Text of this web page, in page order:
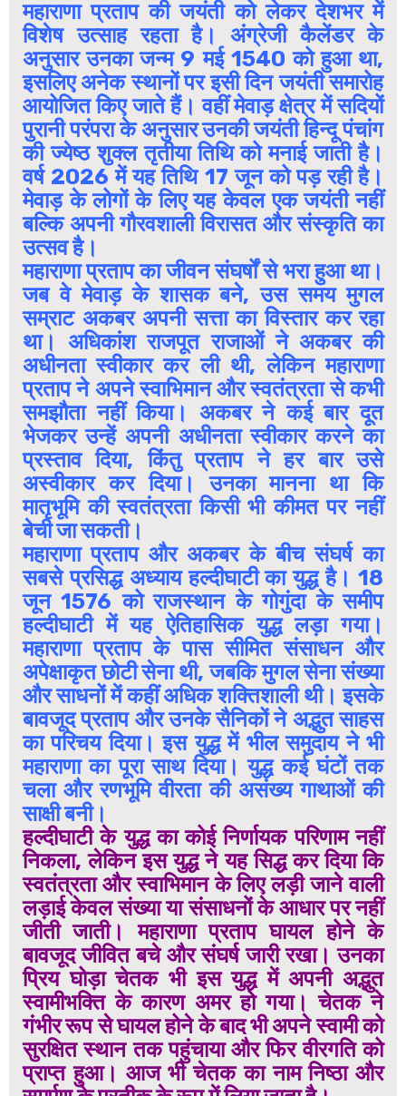
महाराणा प्रताप की जयंती को लेकर देशभर में
विशेष उत्साह रहता है। अंग्रेजी कैलेंडर के
अनुसार उनका जन्म 9 मई 1540 को हुआ था,
इसलिए अनेक स्थानों पर इसी दिन जयंती समारोह
आयोजित किए जाते हैं। वहीं मेवाड़ क्षेत्र में सदियों
पुरानी परंपरा के अनुसार उनकी जयंती हिन्दू पंचांग
की ज्येष्ठ शुक्ल तृतीया तिथि को मनाई जाती है।
वर्ष 2026 में यह तिथि 17 जून को पड़ रही है।
मेवाड़ के लोगों के लिए यह केवल एक जयंती नहीं
बल्कि अपनी गौरवशाली विरासत और संस्कृति का
उत्सव है।
महाराणा प्रताप का जीवन संघर्षों से भरा हुआ था।
जब वे मेवाड़ के शासक बने, उस समय मुगल
सम्राट अकबर अपनी सत्ता का विस्तार कर रहा
था। अधिकांश राजपूत राजाओं ने अकबर की
अधीनता स्वीकार कर ली थी, लेकिन महाराणा
प्रताप ने अपने स्वाभिमान और स्वतंत्रता से कभी
समझौता नहीं किया। अकबर ने कई बार दूत
भेजकर उन्हें अपनी अधीनता स्वीकार करने का
प्रस्ताव दिया, किंतु प्रताप ने हर बार उसे
अस्वीकार कर दिया। उनका मानना था कि
मातृभूमि की स्वतंत्रता किसी भी कीमत पर नहीं
बेची जा सकती।
महाराणा प्रताप और अकबर के बीच संघर्ष का
सबसे प्रसिद्ध अध्याय हल्दीघाटी का युद्ध है। 18
जून 1576 को राजस्थान के गोगुंदा के समीप
हल्दीघाटी में यह ऐतिहासिक युद्ध लड़ा गया।
महाराणा प्रताप के पास सीमित संसाधन और
अपेक्षाकृत छोटी सेना थी, जबकि मुगल सेना संख्या
और साधनों में कहीं अधिक शक्तिशाली थी। इसके
बावजूद प्रताप और उनके सैनिकों ने अद्भुत साहस
का परिचय दिया। इस युद्ध में भील समुदाय ने भी
महाराणा का पूरा साथ दिया। युद्ध कई घंटों तक
चला और रणभूमि वीरता की असंख्य गाथाओं की
साक्षी बनी।
हल्दीघाटी के युद्ध का कोई निर्णायक परिणाम नहीं
निकला, लेकिन इस युद्ध ने यह सिद्ध कर दिया कि
स्वतंत्रता और स्वाभिमान के लिए लड़ी जाने वाली
लड़ाई केवल संख्या या संसाधनों के आधार पर नहीं
जीती जाती। महाराणा प्रताप घायल होने के
बावजूद जीवित बचे और संघर्ष जारी रखा। उनका
प्रिय घोड़ा चेतक भी इस युद्ध में अपनी अद्भुत
स्वामीभक्ति के कारण अमर हो गया। चेतक ने
गंभीर रूप से घायल होने के बाद भी अपने स्वामी को
सुरक्षित स्थान तक पहुंचाया और फिर वीरगति को
प्राप्त हुआ। आज भी चेतक का नाम निष्ठा और